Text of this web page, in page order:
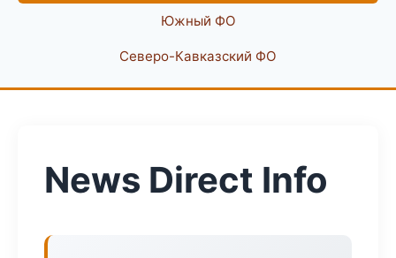
Южный ФО
Северо-Кавказский ФО
News Direct Info